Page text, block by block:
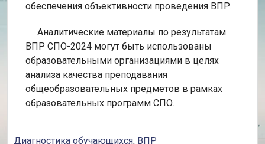
обеспечения объективности проведения ВПР.
Аналитические материалы по результатам
ВПР СПО-2024 могут быть использованы
образовательными организациями в целях
анализа качества преподавания
общеобразовательных предметов в рамках
образовательных программ СПО.
Диагностика обучающихся, ВПР